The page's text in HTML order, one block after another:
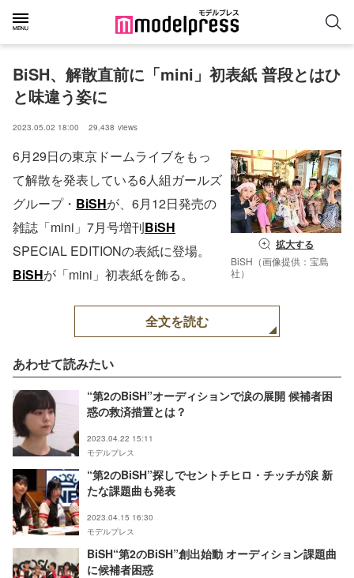
BiSH、解散直前に「mini」初表紙 普段とはひ
と味違う姿に
2023.05.02 18:00 29,438 views
拡大する
BiSH（画像提供：宝島
社）
6月29日の東京ドームライブをもっ
て解散を発表している6人組ガールズ
グループ・ BiSHが、6月12日発売の
雑誌「mini」7月号増刊BiSH
SPECIAL EDITIONの表紙に登場。
BiSHが「mini」初表紙を飾る。
全文を読む
あわせて読みたい
“第2のBiSH”オーディションで涙の展開 候補者困
惑の救済措置とは？
2023.04.22 15:11
モデルプレス
“第2のBiSH”探しでセントチヒロ・チッチが涙 新
たな課題曲も発表
2023.04.15 16:30
モデルプレス
BiSH“第2のBiSH”創出始動 オーディション課題曲
に候補者困惑